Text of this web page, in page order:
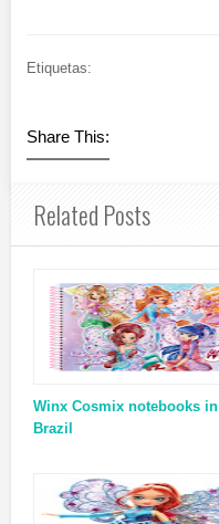
Etiquetas:
Share This:
Related Posts
Winx Cosmix notebooks in
Brazil